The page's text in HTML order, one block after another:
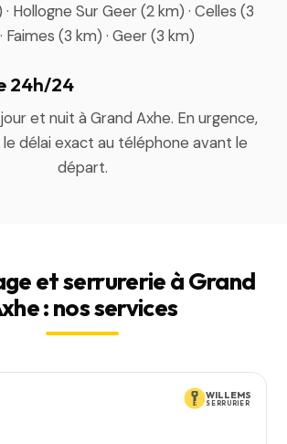
Hollogne Sur Geer (2 km) · Celles (3
Faimes (3 km) · Geer (3 km)
24h/24
et nuit à Grand Axhe. En urgence,
délai exact au téléphone avant le
départ.
et serrurerie à Grand
: nos services
WILLEMS
SERRURIER